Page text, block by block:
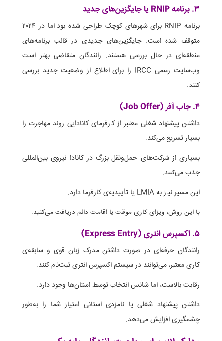
۳. برنامه RNIP یا جایگزین‌های جدید
برنامه RNIP برای شهرهای کوچک طراحی شده بود اما در ۲۰۲۴
متوقف شده است. جایگزین‌های جدیدی در قالب برنامه‌های
منطقه‌ای در حال بررسی هستند. رانندگان متقاضی بهتر است
وب‌سایت رسمی IRCC را برای اطلاع از وضعیت جدید بررسی
کنند.
۴. جاب آفر (Job Offer)
داشتن پیشنهاد شغلی معتبر از کارفرمای کانادایی روند مهاجرت را
بسیار تسریع می‌کند.
بسیاری از شرکت‌های حمل‌ونقل بزرگ در کانادا نیروی بین‌المللی
جذب می‌کنند.
این مسیر نیاز به LMIA یا تأییدیه‌ی کارفرما دارد.
با این روش، ویزای کاری موقت یا اقامت دائم دریافت می‌کنید.
۵. اکسپرس انتری (Express Entry)
رانندگان حرفه‌ای در صورت داشتن مدرک زبان قوی و سابقه‌ی
کاری معتبر، می‌توانند در سیستم اکسپرس انتری ثبت‌نام کنند.
رقابت بالاست، اما شانس انتخاب توسط استان‌ها وجود دارد.
داشتن پیشنهاد شغلی یا نامزدی استانی امتیاز شما را به‌طور
چشمگیری افزایش می‌دهد.